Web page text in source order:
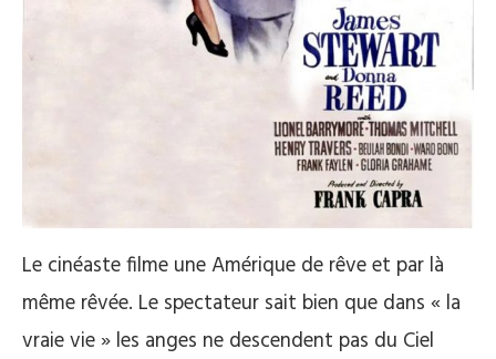
Le cinéaste filme une Amérique de rêve et par là
même rêvée. Le spectateur sait bien que dans « la
vraie vie » les anges ne descendent pas du Ciel